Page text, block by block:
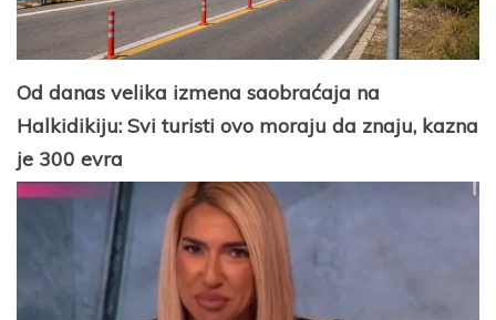
Od danas velika izmena saobraćaja na
Halkidikiju: Svi turisti ovo moraju da znaju, kazna
je 300 evra